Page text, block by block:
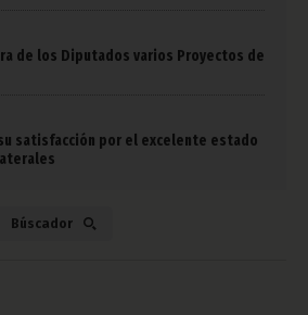
de los Diputados varios Proyectos de
satisfacción por el excelente estado
Búscador